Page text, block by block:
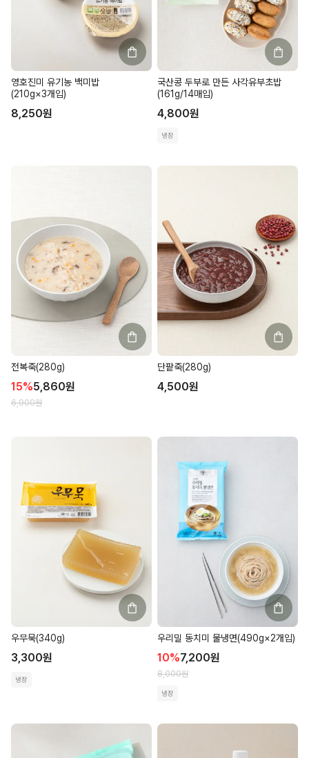
영호진미 유기농 백미밥
(210g×3개입)
8,250원
국산콩 두부로 만든 사각유부초밥
(161g/14매입)
4,800원
냉장
전복죽(280g)
15%5,860원
6,900원
단팥죽(280g)
4,500원
우무묵(340g)
3,300원
냉장
우리밀 동치미 물냉면(490g×2개입)
10%7,200원
8,000원
냉장